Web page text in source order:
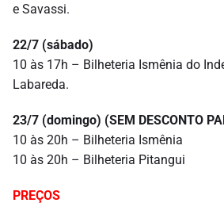
e Savassi.
22/7 (sábado)
10 às 17h – Bilheteria Ismênia do
Labareda.
23/7 (domingo) (SEM DESCONTO
10 às 20h – Bilheteria Ismênia
10 às 20h – Bilheteria Pitangui
PREÇOS